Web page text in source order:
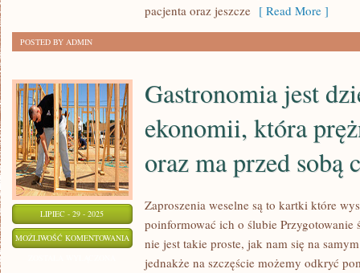
pacjenta oraz jeszcze [ Read More ]
POSTED BY ADMIN
LIPIEC - 29 - 2025
MOŻLIWOŚĆ KOMENTOWANIA
Gastronomia jest
ekonomii, która
oraz ma przed sobą
Zaproszenia weselne są to kartki które
poinformować ich o ślubie Przygotowanie
nie jest takie proste, jak nam się na
jednakże na szczęście możemy odkryć